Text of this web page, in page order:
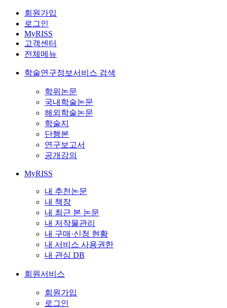
회원가입
로그인
MyRISS
고객센터
전체메뉴
학술연구정보서비스 검색
학위논문
국내학술논문
해외학술논문
학술지
단행본
연구보고서
공개강의
MyRISS
내 추천논문
내 책장
내 최근 본 논문
내 저작물관리
내 구매·신청 현황
내 서비스 사용권한
내 관심 DB
회원서비스
회원가입
로그인